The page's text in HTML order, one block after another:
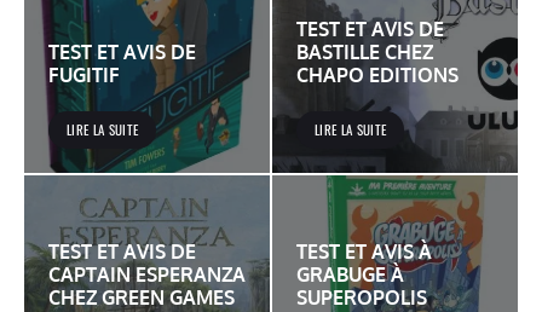
TEST ET AVIS DE
FUGITIF
LIRE LA SUITE
TEST ET AVIS DE
BASTILLE CHEZ
CHAPO EDITIONS
LIRE LA SUITE
TEST ET AVIS DE
CAPTAIN ESPERANZA
CHEZ GREEN GAMES
TEST ET AVIS À
GRABUGE À
SUPEROPOLIS